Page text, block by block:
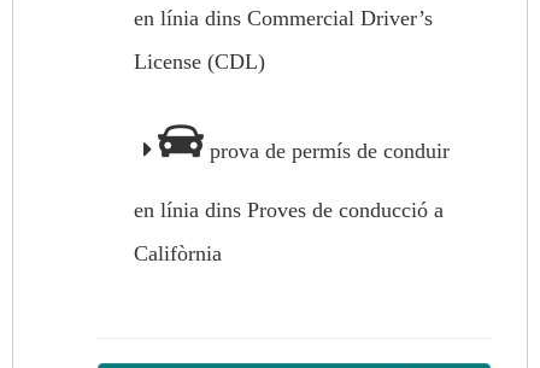
en línia dins Commercial Driver’s
License (CDL)
prova de permís de conduir
en línia dins Proves de conducció a
Califòrnia